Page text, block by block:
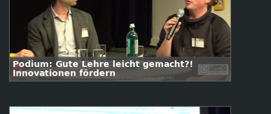
Podium: Gute Lehre leicht gemacht?!
Innovationen fördern